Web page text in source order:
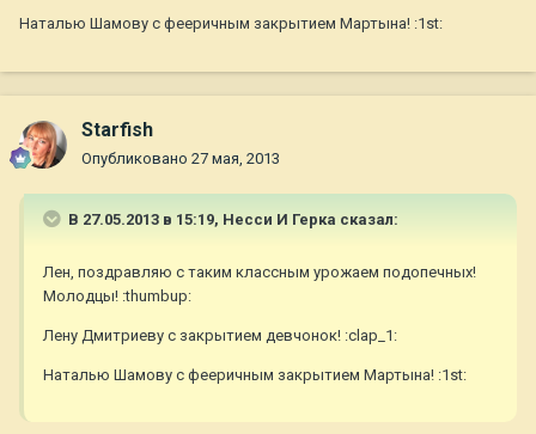
Наталью Шамову с фееричным закрытием Мартына! :1st:
Starfish
Опубликовано 27 мая, 2013
В 27.05.2013 в 15:19, Несси И Герка сказал:
Лен, поздравляю с таким классным урожаем подопечных!
Молодцы! :thumbup:
Лену Дмитриеву с закрытием девчонок! :clap_1:
Наталью Шамову с фееричным закрытием Мартына! :1st: